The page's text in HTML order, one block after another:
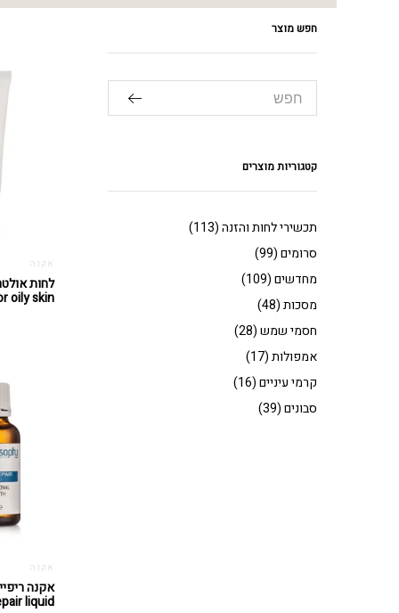
חפש מוצר
קטגוריות מוצרים
תכשירי לחות והזנה(113)
סרומים(99)
מחדשים(109)
מסכות(48)
חסמי שמש(28)
אמפולות(17)
קרמי עיניים(16)
סבונים(39)
אקנה
oily skin
אקנה
liquid